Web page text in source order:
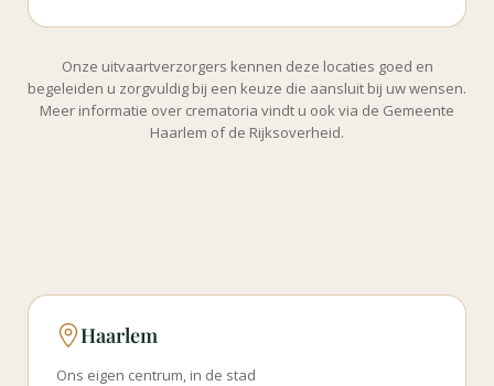
Onze uitvaartverzorgers kennen deze locaties goed en
begeleiden u zorgvuldig bij een keuze die aansluit bij uw wensen.
Meer informatie over crematoria vindt u ook via de Gemeente
Haarlem of de Rijksoverheid.
Haarlem
Ons eigen centrum, in de stad